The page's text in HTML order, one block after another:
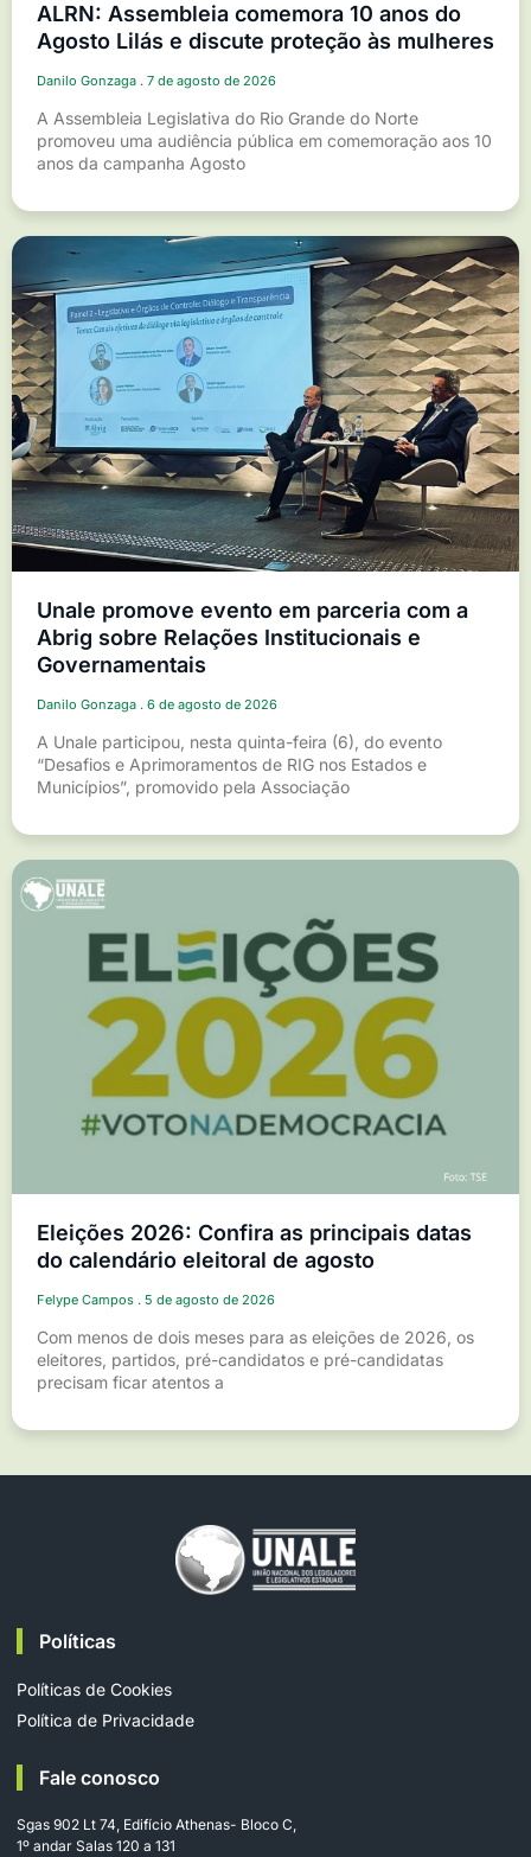
ALRN: Assembleia comemora 10 anos do
Agosto Lilás e discute proteção às mulheres
Danilo Gonzaga 7 de agosto de 2026
A Assembleia Legislativa do Rio Grande do Norte
promoveu uma audiência pública em comemoração aos 10
anos da campanha Agosto
Unale promove evento em parceria com a
Abrig sobre Relações Institucionais e
Governamentais
Danilo Gonzaga 6 de agosto de 2026
A Unale participou, nesta quinta-feira (6), do evento
“Desafios e Aprimoramentos de RIG nos Estados e
Municípios”, promovido pela Associação
Eleições 2026: Confira as principais datas
do calendário eleitoral de agosto
Felype Campos 5 de agosto de 2026
Com menos de dois meses para as eleições de 2026, os
eleitores, partidos, pré-candidatos e pré-candidatas
precisam ficar atentos a
Políticas
Políticas de Cookies
Política de Privacidade
Fale conosco
Sgas 902 Lt 74, Edifício Athenas- Bloco C,
1º andar Salas 120 a 131